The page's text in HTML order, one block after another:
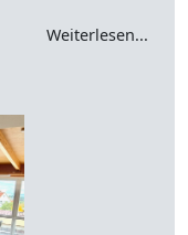
Weiterlesen...